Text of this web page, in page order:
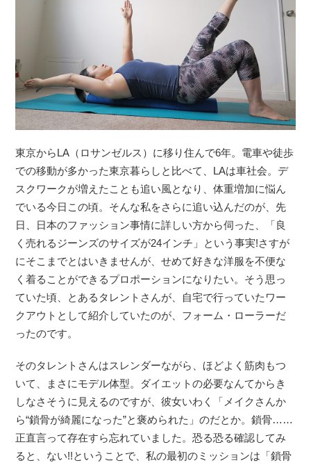
東京からLA（ロサンゼルス）に移り住んで6年。電車や徒歩
での移動が多かった東京暮らしと比べて、LAは車社会。デ
スクワークが増えたことも追い風となり、体重増加に悩ん
でいる今日この頃。そんな私をさらに追い込んだのが、先
日、日本のファッション事情に詳しい方から伺った、「良
く売れるジーンズのサイズが24インチ」という事実!さすが
にそこまでとはいきませんが、せめて好きな洋服を不便な
く着ることができるプロポーションになりたい。そう思っ
ていた頃、とあるタレントさんが、自宅で行っていたワー
クアウトとして紹介していたのが、フォーム・ローラーだ
ったのです。
そのタレントさんはスレンダーながら、ほどよく筋肉もつ
いて、まさにモデル体型。ダイエットの必要なんてからき
しなさそうに見えるのですが、彼女いわく「メイクさんか
ら“鎖骨が綺麗になった”と褒められた」のだとか。鎖骨……
正直言って存在すら忘れていました。恐る恐る確認してみ
ると、ない!!ということで、私の最初のミッションは「鎖骨